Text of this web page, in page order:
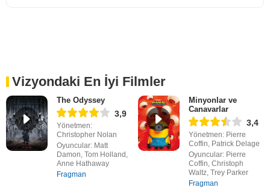
Vizyondaki En İyi Filmler
The Odyssey
3,9
Yönetmen:
Christopher Nolan
Oyuncular: Matt
Damon, Tom Holland,
Anne Hathaway
Fragman
Minyonlar ve
Canavarlar
3,4
Yönetmen: Pierre
Coffin, Patrick Delage
Oyuncular: Pierre
Coffin, Christoph
Waltz, Trey Parker
Fragman